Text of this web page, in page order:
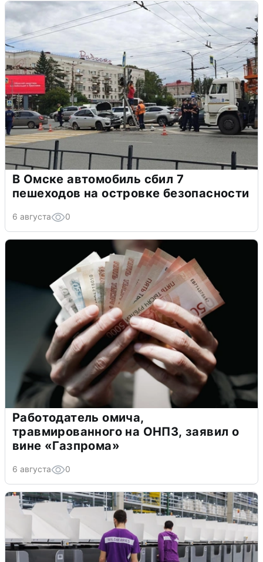
В Омске автомобиль сбил 7
пешеходов на островке безопасности
6 августа 0
Работодатель омича,
травмированного на ОНПЗ, заявил о
вине «Газпрома»
6 августа 0